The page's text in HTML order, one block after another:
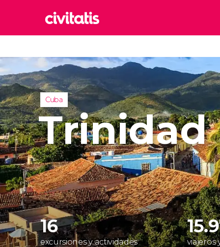
Italia
Reino
Reino
Turquía
Cuba
Trinidad
16
excursiones y actividades
viajeros